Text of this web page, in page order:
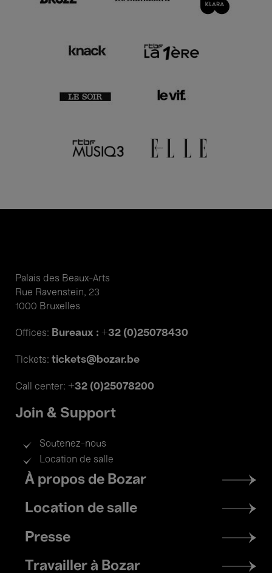
Palais des Beaux-Arts
Rue Ravenstein, 23
1000 Bruxelles
Offices: Bureaux : +32 (0)25078430
Tickets: tickets@bozar.be
Call center: +32 (0)25078200
Join & Support
Soutenez-nous
Location de salle
Footer
menu
À propos de Bozar
Location de salle
Presse
Travailler à Bozar